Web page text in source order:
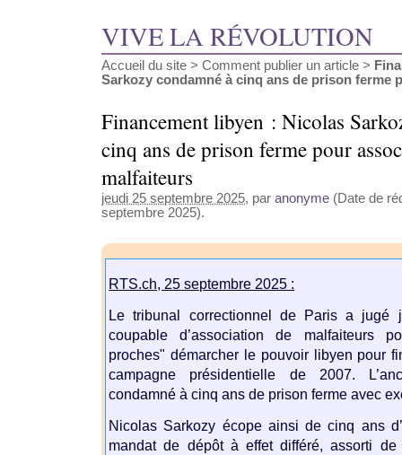
VIVE LA RÉVOLUTION
Accueil du site > Comment publier un article >
Sarkozy condamné à cinq ans de prison ferme
Financement libyen : Nicolas
cinq ans de prison ferme pour
malfaiteurs
jeudi 25 septembre 2025, par anonyme (Date de
septembre 2025).
RTS.ch, 25 septembre 2025 :
Le tribunal correctionnel de Paris a jugé
coupable d’association de malfaiteurs
proches" démarcher le pouvoir libyen pour
campagne présidentielle de 2007.
condamné à cinq ans de prison ferme avec
Nicolas Sarkozy écope ainsi de cinq ans
mandat de dépôt à effet différé, assorti de